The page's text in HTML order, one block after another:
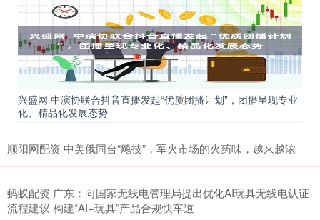
兴盛网 中演协联合抖音直播发起“优质团播计划”，团播呈现专业
化、精品化发展态势
顺阳网配资 中美俄同台“飚技”，军火市场的火药味，越来越浓
蚂蚁配资 广东：向国家无线电管理局提出优化AI玩具无线电认证
流程建议 构建“AI+玩具”产品合规快车道